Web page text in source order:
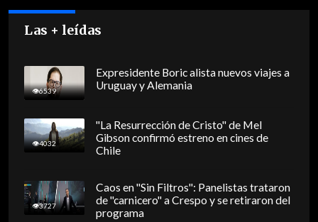
Las + leídas
6539
Expresidente Boric alista nuevos viajes a
Uruguay y Alemania
4032
"La Resurrección de Cristo" de Mel
Gibson confirmó estreno en cines de
Chile
3727
Caos en "Sin Filtros": Panelistas trataron
de "carnicero" a Crespo y se retiraron del
programa